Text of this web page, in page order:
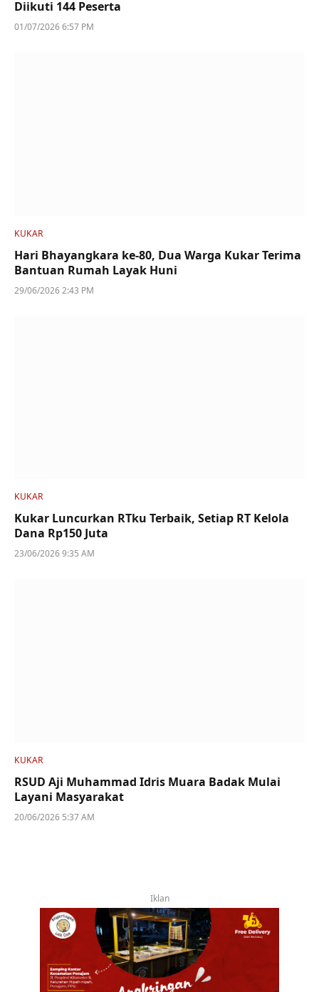
Diikuti 144 Peserta
01/07/2026 6:57 PM
KUKAR
Hari Bhayangkara ke-80, Dua Warga Kukar Terima
Bantuan Rumah Layak Huni
29/06/2026 2:43 PM
KUKAR
Kukar Luncurkan RTku Terbaik, Setiap RT Kelola
Dana Rp150 Juta
23/06/2026 9:35 AM
KUKAR
RSUD Aji Muhammad Idris Muara Badak Mulai
Layani Masyarakat
20/06/2026 5:37 AM
Iklan